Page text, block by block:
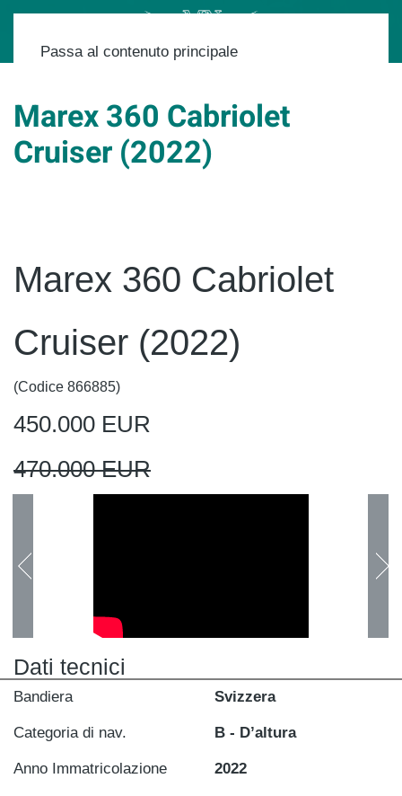
Passa al contenuto principale
Marex 360 Cabriolet
Cruiser (2022)
Marex 360 Cabriolet
Cruiser (2022)
(Codice 866885)
450.000 EUR
470.000 EUR
Dati tecnici
Bandiera Svizzera
Categoria di nav. B - D’altura
Anno Immatricolazione 2022